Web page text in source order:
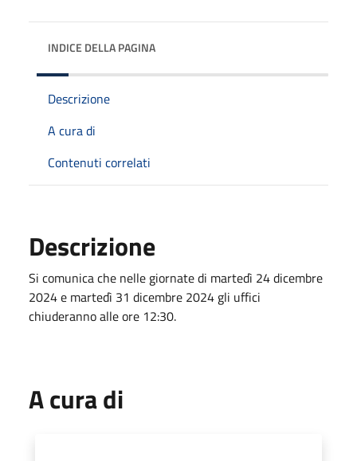
INDICE DELLA PAGINA
Descrizione
A cura di
Contenuti correlati
Descrizione
Si comunica che nelle giornate di martedì 24 dicembre
2024 e martedì 31 dicembre 2024 gli uffici
chiuderanno alle ore 12:30.
A cura di